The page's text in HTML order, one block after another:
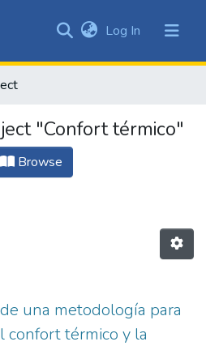
&
All of DSpace
Log In (current)
"Confort térmico"
Browse
una metodología para
confort térmico y la